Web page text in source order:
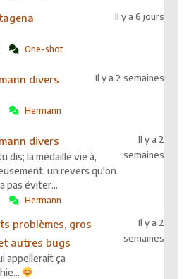
Il y a 6 jours
One-shot
divers Il y a 2 semaines
Hermann
divers
dis; la médaille vie à,
un revers qu'on
pas éviter...
Il y a 2
semaines
Hermann
problèmes, gros
autres bugs
appellerait ça
Il y a 2
semaines